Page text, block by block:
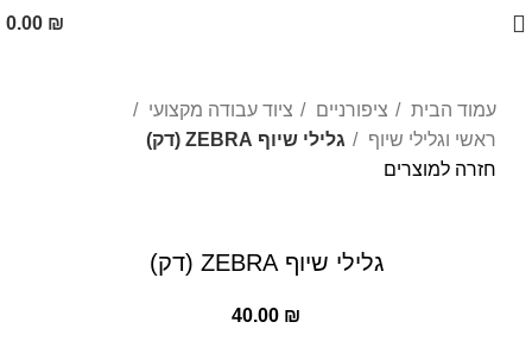
0.00 ₪
עמוד הבית ציפורניים
ציוד עבודה מקצועי
ראשי וגלילי שיוף
גלילי שיוף ZEBRA (דק)
חזרה למוצרים
גלילי שיוף ZEBRA (דק)
40.00 ₪